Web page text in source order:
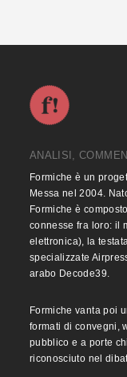
ANALISI,
Formiche è un
Messa nel 2004.
Formiche è
connesse fra loro: il
elettronica), la
specializzate
arabo Decode39.
Formiche vanta poi
formati di convegni,
pubblico e a porte
riconosciuto nel